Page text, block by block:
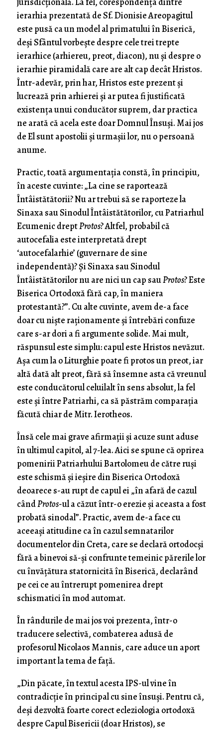
ierarhia prezentată de Sf. Dionisie Areopagitul
este pusă ca un model al primatului în Biserică,
deși Sfântul vorbește despre cele trei trepte
ierarhice (arhiereu, preot, diacon), nu și despre o
ierarhie piramidală care are alt cap decât Hristos.
Într-adevăr, prin har, Hristos este prezent și
lucrează prin arhierei și ar putea fi justificată
existența unui conducător suprem, dar practica
ne arată că acela este doar Domnul Însuși. Mai jos
de El sunt apostolii și urmașii lor, nu o persoană
anume.
Practic, toată argumentația constă, în principiu,
în aceste cuvinte: „La cine se raportează
Întâistătătorii? Nu ar trebui să se raporteze la
Sinaxa sau Sinodul Întâistătătorilor, cu Patriarhul
Ecumenic dreptProtos? Altfel, probabil că
autocefalia este interpretată drept
‘autocefalarhie’ (guvernare de sine
independentă)? Și Sinaxa sau Sinodul
Întâistătătorilor nu are nici un cap sauProtos? Este
Biserica Ortodoxă fără cap, în maniera
protestantă?”. Cu alte cuvinte, avem de-a face
doar cu niște raționamente și întrebări confuze
care s-ar dori a fi argumente solide. Mai mult,
răspunsul este simplu: capul este Hristos nevăzut.
Așa cum la o Liturghie poate fi protos un preot, iar
altă dată alt preot, fără să însemne asta că vreunul
este conducătorul celuilalt în sens absolut, la fel
este și între Patriarhi, ca să păstrăm comparația
făcută chiar de Mitr. Ierotheos.
Însă cele mai grave afirmații și acuze sunt aduse
în ultimul capitol, al 7-lea. Aici se spune că oprirea
pomenirii Patriarhului Bartolomeu de către ruși
este schismă și ieșire din Biserica Ortodoxă
deoarece s-au rupt de capul ei „în afară de cazul
cândProtos-ul a căzut într-o erezie și aceasta a fost
probată sinodal”. Practic, avem de-a face cu
aceeași atitudine ca în cazul semnatarilor
documentelor din Creta, care se declară ortodocși
fără a binevoi să-și confrunte temeinic părerile lor
cu învățătura statornicită în Biserică, declarând
pe cei ce au întrerupt pomenirea drept
schismatici în mod automat.
În rândurile de mai jos voi prezenta, într-o
traducere selectivă, combaterea adusă de
profesorul Nicolaos Mannis, care aduce un aport
important la tema de față.
„Din păcate, în textul acesta IPS-ul vine în
contradicție în principal cu sine însuși. Pentru că,
deși dezvoltă foarte corect ecleziologia ortodoxă
despre Capul Bisericii (doar Hristos), se